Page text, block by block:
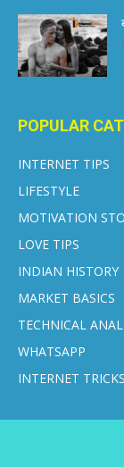
POPULAR
INTERNET TIPS
LIFESTYLE
MOTIVATION
LOVE TIPS
INDIAN HISTORY
MARKET BASICS
TECHNICAL
WHATSAPP
INTERNET TRICKS